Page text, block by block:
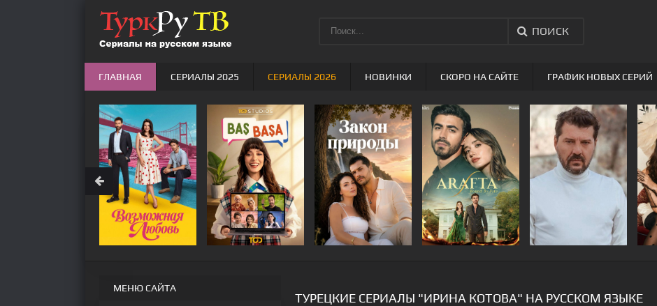
ТУРЕЦКИЕ СЕРИАЛЫ "ИРИНА КОТОВА" НА РУССКОМ ЯЗЫКЕ
МЕНЮ САЙТА
ПОИСК
ГЛАВНАЯ СЕРИАЛЫ 2025 СЕРИАЛЫ 2026 НОВИНКИ СКОРО НА САЙТЕ ГРАФИК НОВЫХ СЕРИЙ